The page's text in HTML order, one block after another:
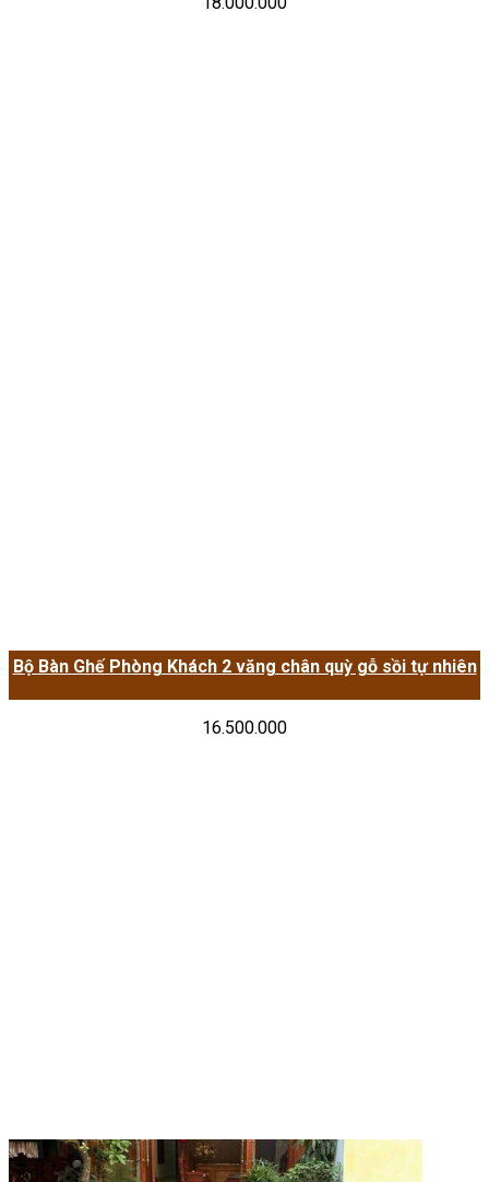
Bộ Bàn Ghế Phòng Khách 2 văng chân quỳ gỗ sồi tự nhiên
16.500.000